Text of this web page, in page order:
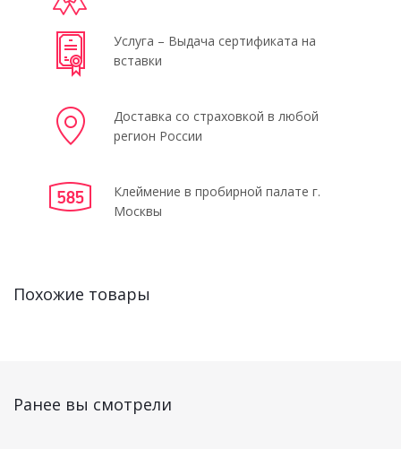
Услуга – Выдача сертификата на
вставки
Доставка со страховкой в любой
регион России
Клеймение в пробирной палате г.
Москвы
Похожие товары
Ранее вы смотрели